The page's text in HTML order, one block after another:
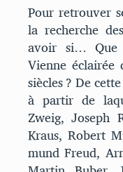
Pour retrouver
la recherche
avoir si… Que
Vienne
siècles ? De
à partir de
Zweig, Joseph
Kraus, Robert
mund Freud,